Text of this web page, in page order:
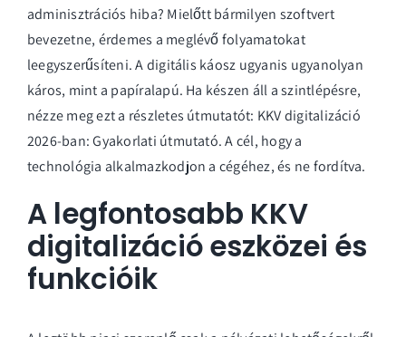
adminisztrációs hiba? Mielőtt bármilyen szoftvert
bevezetne, érdemes a meglévő folyamatokat
leegyszerűsíteni. A digitális káosz ugyanis ugyanolyan
káros, mint a papíralapú. Ha készen áll a szintlépésre,
nézze meg ezt a részletes útmutatót: KKV digitalizáció
2026-ban: Gyakorlati útmutató. A cél, hogy a
technológia alkalmazkodjon a cégéhez, és ne fordítva.
A legfontosabb KKV
digitalizáció eszközei és
funkcióik